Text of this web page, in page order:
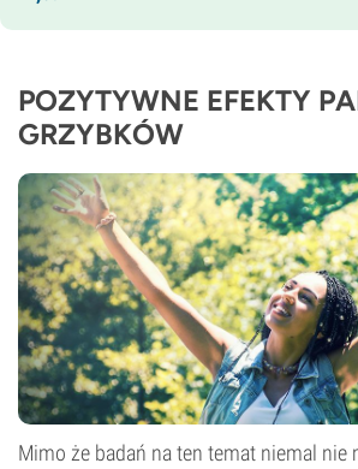
POZYTYWNE EFEKTY
GRZYBKÓW
Mimo że badań na ten temat niemal nie